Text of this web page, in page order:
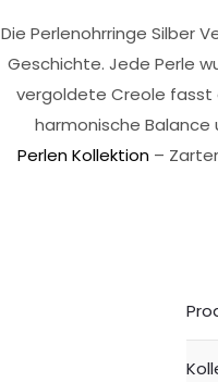
Die Perlenohrringe Silber
Geschichte. Jede Perle
vergoldete Creole fasst
harmonische Balance
Perlen Kollektion– Zarter